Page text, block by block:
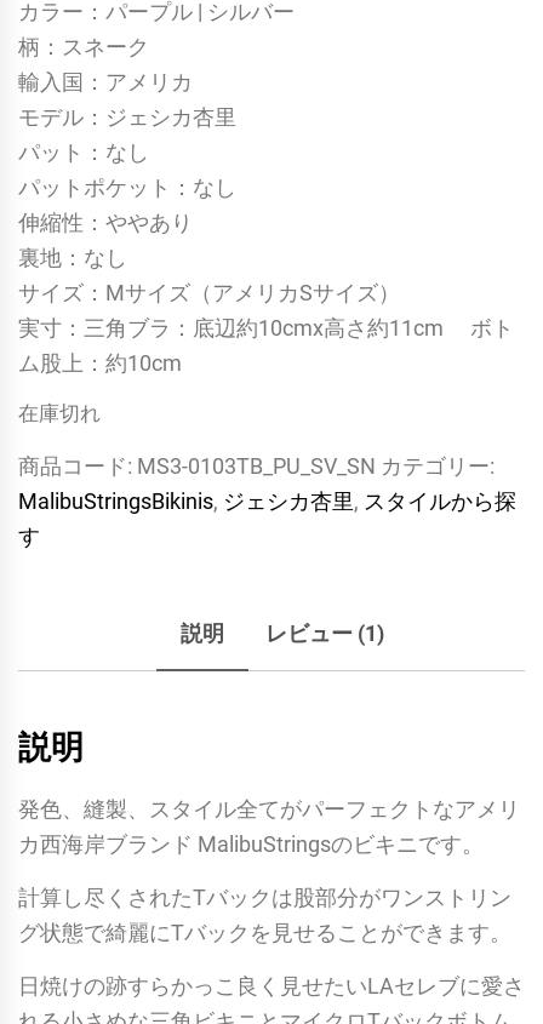
カラー：パープル | シルバー
柄：スネーク
輸入国：アメリカ
モデル：ジェシカ杏里
パット：なし
パットポケット：なし
伸縮性：ややあり
裏地：なし
サイズ：Mサイズ（アメリカSサイズ）
実寸：三角ブラ：底辺約10cmx高さ約11cm ボト
ム股上：約10cm
在庫切れ
商品コード: MS3-0103TB_PU_SV_SN カテゴリー:
MalibuStringsBikinis, ジェシカ杏里, スタイルから探
す
説明 レビュー (1)
説明
発色、縫製、スタイル全てがパーフェクトなアメリ
カ西海岸ブランド MalibuStringsのビキニです。
計算し尽くされたTバックは股部分がワンストリン
グ状態で綺麗にTバックを見せることができます。
日焼けの跡すらかっこ良く見せたいLAセレブに愛さ